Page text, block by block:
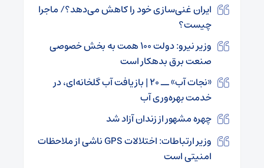
ایران غنی‌سازی خود را کاهش می‌دهد؟/ ماجرا
چیست؟
وزیر نیرو: دولت ۱۰۰ همت به بخش خصوصی
صنعت برق بدهکار است
«نجات آب» ــ ۲۰ | بازیافت آب گلخانه‌ای، در
خدمت بهره‌وری آب
چهره مشهور از زندان آزاد شد
وزیر ارتباطات: اختلالات GPS ناشی از ملاحظات
امنیتی است